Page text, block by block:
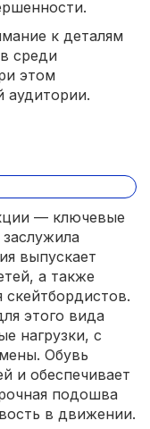
к деталям
среди
этом
аудитории.
— ключевые
выпускает
а также
этого вида
нагрузки, с
Обувь
и обеспечивает
подошва
в движении.